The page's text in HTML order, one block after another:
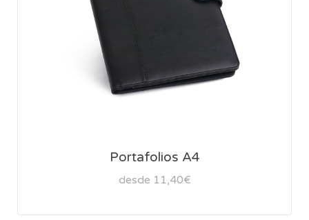
Portafolios A4
desde 11,40€